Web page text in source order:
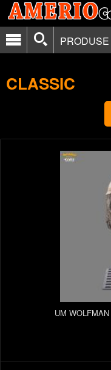
PRODUSE
CLASSIC
UM